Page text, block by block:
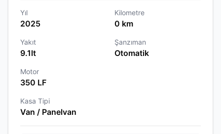
Yıl
2025
Kilometre
0 km
Yakıt
9.1lt
Şanzıman
Otomatik
Motor
350 LF
Kasa Tipi
Van / Panelvan